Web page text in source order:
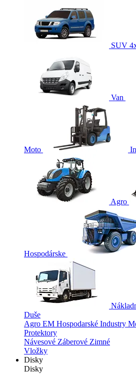
SUV
Van
Moto
Agro
Hospodárske
Duše
Agro EM Hospodarské Industry
Protektory
Návesové Záberové Zimné
Vložky
Disky
Disky